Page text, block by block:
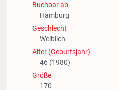
Buchbar ab
Hamburg
Geschlecht
Weiblich
Alter (Geburtsjahr)
46 (1980)
Größe
170